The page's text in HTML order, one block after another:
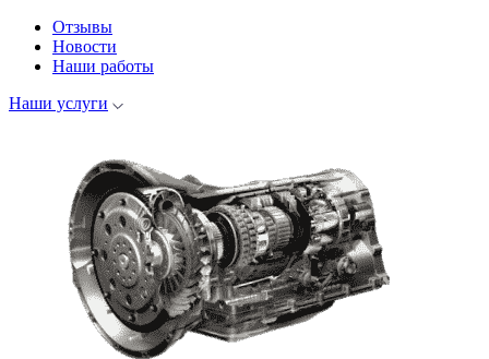
Отзывы
Новости
Наши работы
Наши услуги